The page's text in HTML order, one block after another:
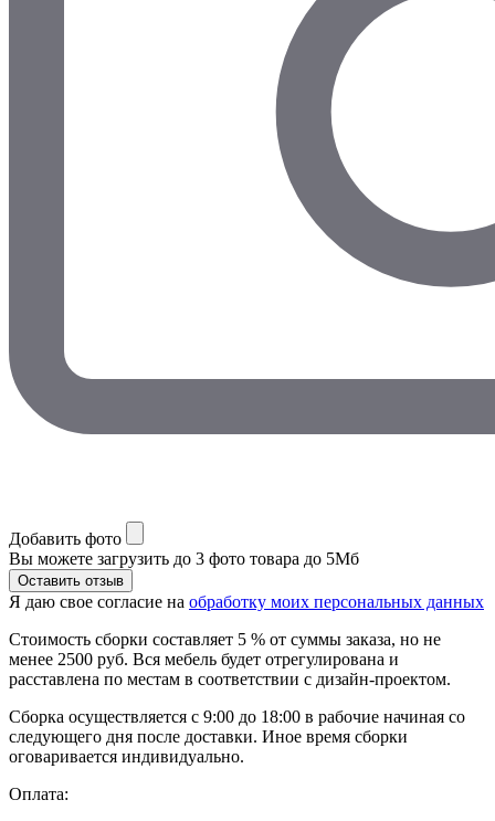
Добавить фото
Вы можете загрузить до 3 фото товара до 5Мб
Я даю свое согласие на обработку моих персональных данных
Стоимость сборки составляет 5 % от суммы заказа, но не
менее 2500 руб. Вся мебель будет отрегулирована и
расставлена по местам в соответствии с дизайн-проектом.
Сборка осуществляется с 9:00 до 18:00 в рабочие начиная со
следующего дня после доставки. Иное время сборки
оговаривается индивидуально.
Оплата: